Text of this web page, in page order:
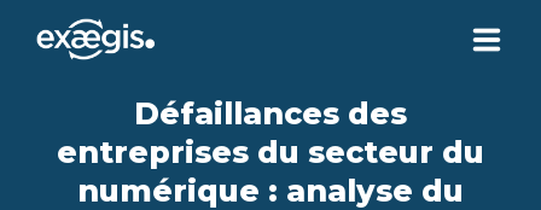
LE NOSTRE OFFERTE
Défaillances des
entreprises du secteur du
numérique : analyse du